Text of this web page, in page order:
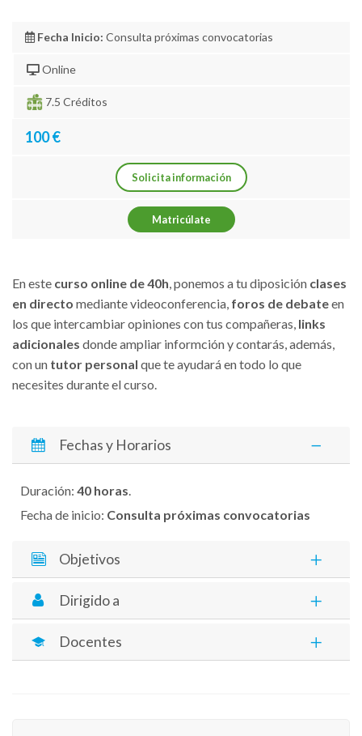
Fecha Inicio: Consulta próximas convocatorias
Online
7.5 Créditos
100 €
Solicita información
Matricúlate
En este curso online de 40h, ponemos a tu diposición clases
en directo mediante videoconferencia, foros de debateen
los que intercambiar opiniones con tus compañeras, links
adicionales donde ampliar informción y contarás, además,
con un tutor personal que te ayudará en todo lo que
necesites durante el curso.
Fechas y Horarios
Duración: 40 horas.
Fecha de inicio: Consulta próximas convocatorias
Objetivos
Dirigido a
Docentes